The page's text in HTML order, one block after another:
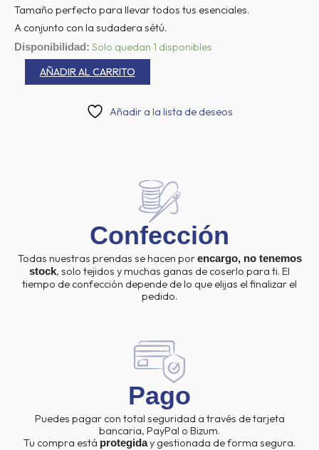
Tamaño perfecto para llevar todos tus esenciales.
A conjunto con la sudadera sétú.
Disponibilidad: Solo quedan 1 disponibles
Cube
Vichy
cantidadAÑADIR AL CARRITO
Añadir a la lista de deseos
Confección
Todas nuestras prendas se hacen porencargo, no tenemos
stock, solo tejidos y muchas ganas de coserlo para ti. El
tiempo de confección depende de lo que elijas el finalizar el
pedido.
Pago
Puedes pagar con total seguridad a través de tarjeta
bancaria, PayPal o Bizum.
Tu compra está protegiday gestionada de forma segura.